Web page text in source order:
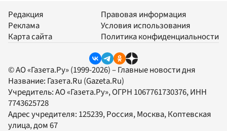
Редакция
Реклама
Карта сайта
Правовая информация
Условия использования
Политика конфиденциальности
© АО «Газета.Ру» (1999-2026) – Главные новости дня
Название: Газета.Ru (Gazeta.Ru)
Учредитель:АО «Газета.Ру», ОГРН 1067761730376, ИНН
7743625728
Адрес учредителя: 125239, Россия, Москва, Коптевская
улица, дом 67